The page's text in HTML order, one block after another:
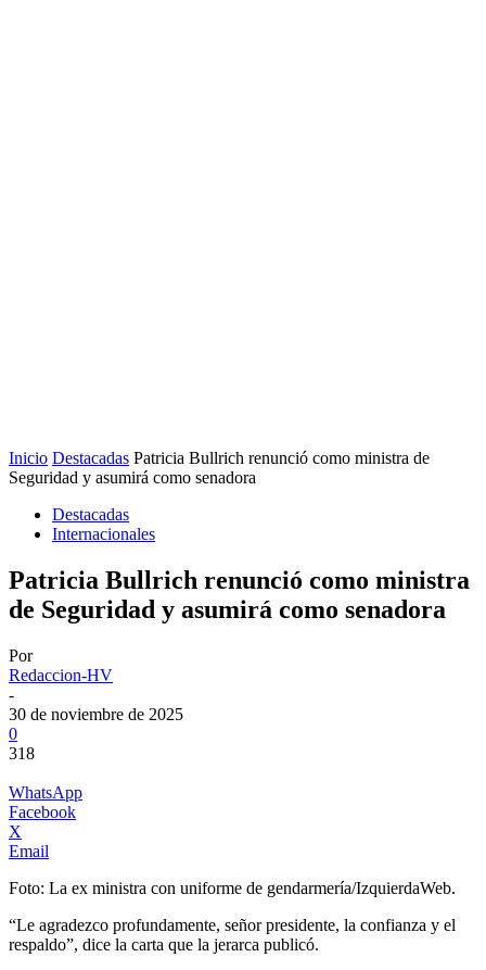
Inicio Destacadas Patricia Bullrich renunció como ministra de
Seguridad y asumirá como senadora
Destacadas
Internacionales
Patricia Bullrich renunció como ministra
de Seguridad y asumirá como senadora
Por
Redaccion-HV
-
30 de noviembre de 2025
0
318
WhatsApp
Facebook
X
Email
Foto: La ex ministra con uniforme de gendarmería/IzquierdaWeb.
“Le agradezco profundamente, señor presidente, la confianza y el
respaldo”, dice la carta que la jerarca publicó.